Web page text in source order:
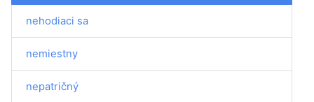
nehodiaci sa
nemiestny
nepatričný